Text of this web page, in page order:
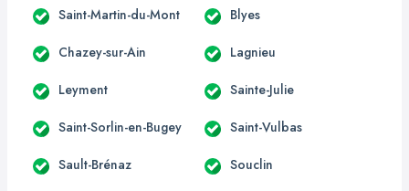
Saint-Martin-du-Mont Blyes
Chazey-sur-Ain Lagnieu
Leyment Sainte-Julie
Saint-Sorlin-en-Bugey Saint-Vulbas
Sault-Brénaz Souclin